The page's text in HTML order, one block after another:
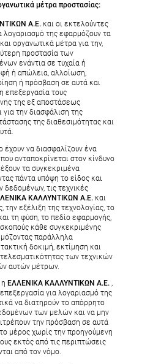
μέτρα προστασίας:
Α.Ε. και οι εκτελούντες
λογαριασμό της εφαρμόζουν τα
οργανωτικά μέτρα για την,
προστασία των
ενάντια σε τυχαία ή
ή απώλεια, αλλοίωση,
ή πρόσβαση σε αυτά και
επεξεργασία τους
της εξ αποστάσεως
την διασφάλιση της
της διαθεσιμότητας και
έχουν να διασφαλίζουν ένα
ανταποκρίνεται στον κίνδυνο
τα συγκεκριμένα
πάντα υπόψη το είδος και
δεδομένων, τις τεχνικές
ΚΑΛΛΥΝΤΙΚΩΝ Α.Ε. και
εξέλιξη της τεχνολογίας, το
τη φύση, το πεδίο εφαρμογής,
κάθε συγκεκριμένης
παράλληλα
δοκιμή, εκτίμηση και
των τεχνικών
αυτών μέτρων.
ΕΛΛΕΝΙΚΑ ΚΑΛΛΥΝΤΙΚΩΝ Α.Ε. ,
για λογαριασμό της
να διατηρούν το απόρρητο
των μελών και να μην
την πρόσβαση σε αυτά
μέρος χωρίς την προηγούμενη
εκτός από τις περιπτώσεις
από τον νόμο.